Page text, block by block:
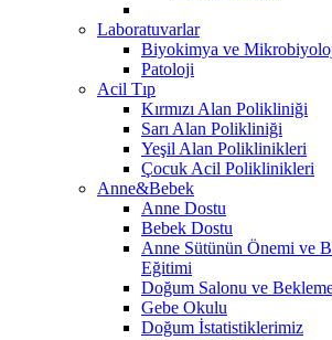
Laboratuvarlar
Biyokimya ve
Patoloji
Acil Tıp
Kırmızı Alan Polikliniği
Sarı Alan Polikliniği
Yeşil Alan Poliklinikleri
Çocuk Acil Poliklinikleri
Anne&Bebek
Anne Dostu
Bebek Dostu
Anne Sütünün Önemi ve
Eğitimi
Doğum Salonu ve
Gebe Okulu
Doğum İstatistiklerimiz